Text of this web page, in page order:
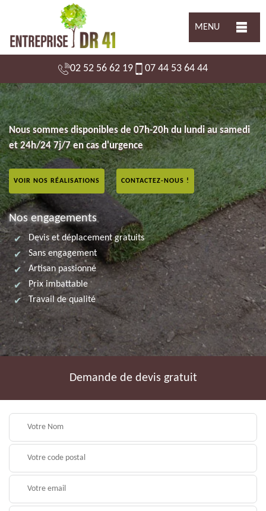
MENU
02 52 56 62 19 07 44 53 64 44
Nous sommes disponibles de 07h-20h du lundi au samedi
et 24h/24 7j/7 en cas d'urgence
VOIR NOS RÉALISATIONS CONTACTEZ-NOUS !
Nos engagements
Devis et déplacement gratuits
Sans engagement
Artisan passionné
Prix imbattable
Travail de qualité
Demande de devis gratuit